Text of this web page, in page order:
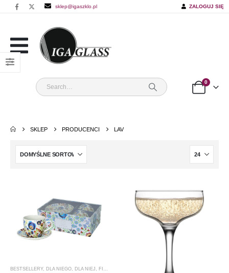
sklep@igaszklo.pl ZALOGUJ SIĘ
0
SKLEP PRODUCENCI LAV
BESTSELLERY, DLA NIEGO DLA NIEJ FILIŻANKI / KUBKI NOWOŚCI